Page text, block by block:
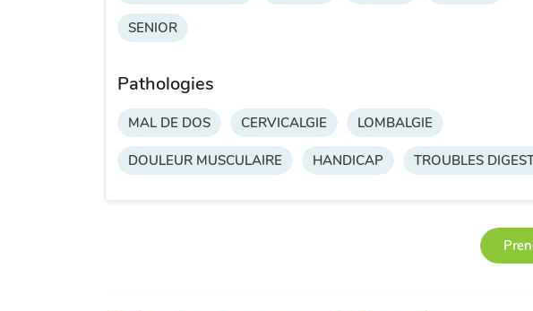
SENIOR
Pathologies
MAL DE DOS CERVICALGIE LOMBALGIE
DOULEUR MUSCULAIRE HANDICAP TROUBLES